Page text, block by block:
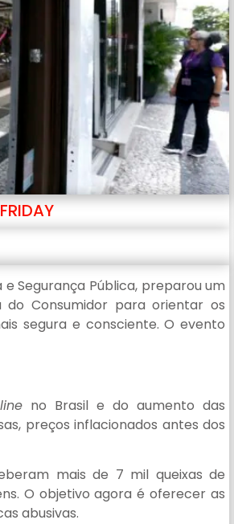
Segurança Pública, preparou um
do Consumidor para orientar os
segura e consciente. O evento
no Brasil e do aumento das
preços inflacionados antes dos
mais de 7 mil queixas de
O objetivo agora é oferecer as
abusivas.